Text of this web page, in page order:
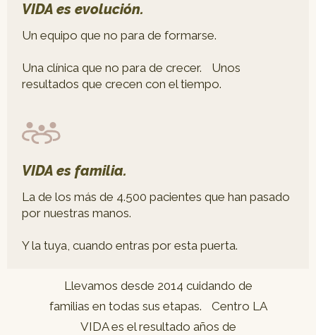
VIDA es evolución.
Un equipo que no para de formarse.
Una clínica que no para de crecer. Unos
resultados que crecen con el tiempo.
VIDA es familia.
La de los más de 4.500 pacientes que han pasado
por nuestras manos.
Y la tuya, cuando entras por esta puerta.
Llevamos desde 2014 cuidando de
familias en todas sus etapas. Centro LA
VIDA es el resultado años de